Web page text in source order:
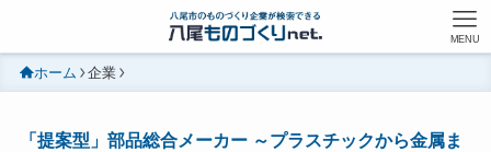
MENU
ホーム 企業
「提案型」部品総合メーカー ～プラスチックから金属ま